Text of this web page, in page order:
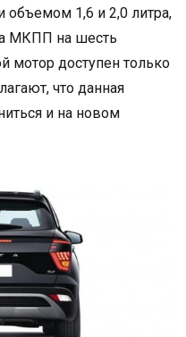
1,6 и 2,0 литра,
МКПП на шесть
мотор доступен только
что данная
и на новом